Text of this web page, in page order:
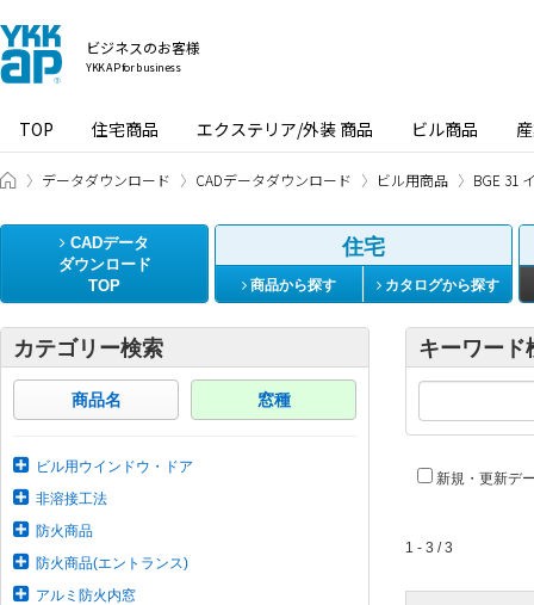
ビジネスのお客様
YKK AP for business
TOP 住宅商品 エクステリア/外装 商品 ビル商品
ビジネスのお客様 HOME
データダウンロード CADデータダウンロード ビル用商品 BGE 31
CADデータ
ダウンロード
TOP
住宅
商品から探す カタログから探す
カテゴリー検索
商品名 窓種
ビル用ウインドウ・ドア
非溶接工法
防火商品
防火商品(エントランス)
アルミ防火内窓
キーワード
新規・更新デ
1 - 3 / 3